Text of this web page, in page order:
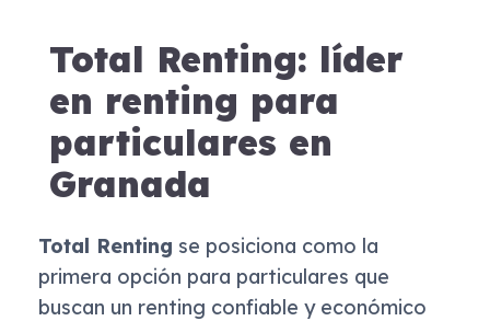
Total Renting: líder
en renting para
particulares en
Granada
Total Renting se posiciona como la
primera opción para particulares que
buscan un renting confiable y económico